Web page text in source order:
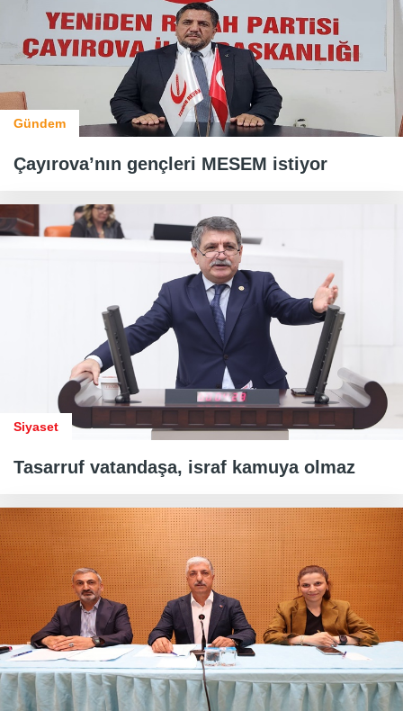
Gündem
Çayırova’nın gençleri MESEM istiyor
Siyaset
Tasarruf vatandaşa, israf kamuya olmaz